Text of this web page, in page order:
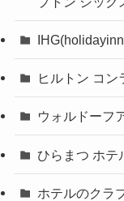
ヒルトン コン
ウォルドーフ
ひらまつ ホテ
ホテルのクラ